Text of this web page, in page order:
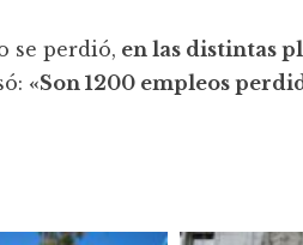
se perdió, en las distintas
«Son 1200 empleos